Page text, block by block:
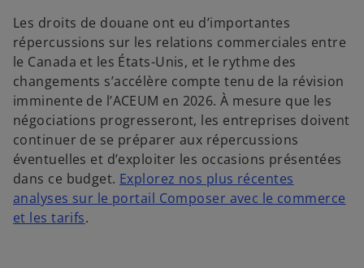
Les droits de douane ont eu d’importantes
répercussions sur les relations commerciales entre
le Canada et les États-Unis, et le rythme des
changements s’accélère compte tenu de la révision
imminente de l’ACEUM en 2026. À mesure que les
négociations progresseront, les entreprises doivent
continuer de se préparer aux répercussions
éventuelles et d’exploiter les occasions présentées
dans ce budget. Explorez nos plus récentes
analyses sur le portail Composer avec le commerce
et les tarifs.